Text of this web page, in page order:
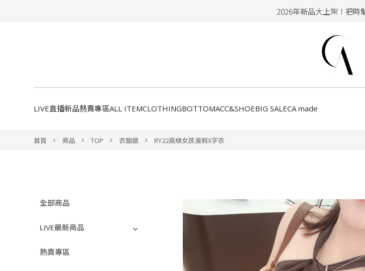
2026年新品大上架！把時
hello !! Happy to
2026年新品大上架！把時
加入會員即享100元購
LIVE直播新品熱賣專區ALL ITEMCLOTHINGBOTTOMACC&SHOEBIG SALECA made
首頁 商品 TOP 衣服類 RY22高級女孩渡假X字衣
全部商品
LIVE最新商品
熱賣專區